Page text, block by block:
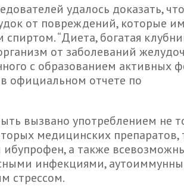
удалось доказать, что
от повреждений, которые
“Диета, богатая
от заболеваний
с образованием активных
в официальном отчете по
вызвано употреблением не
медицинских препаратов,
ибупрофен, а также
инфекциями,
стрессом.